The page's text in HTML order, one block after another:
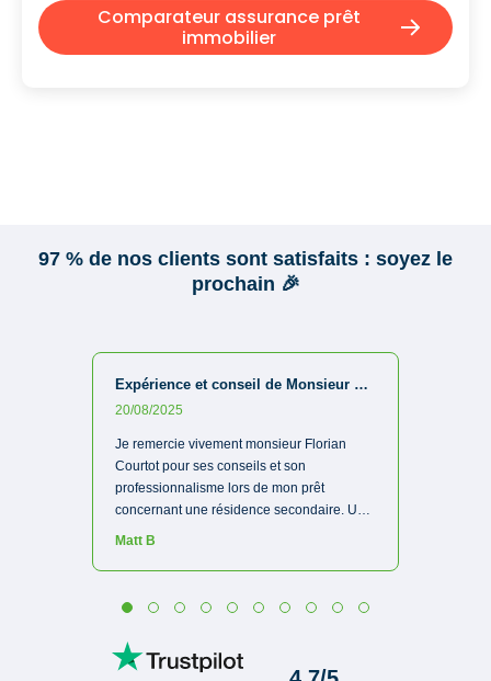
Comparateur assurance prêt
immobilier